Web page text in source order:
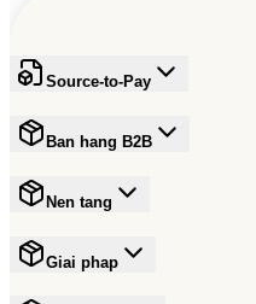
Source-to-Pay
Ban hang B2B
Nen tang
Giai phap